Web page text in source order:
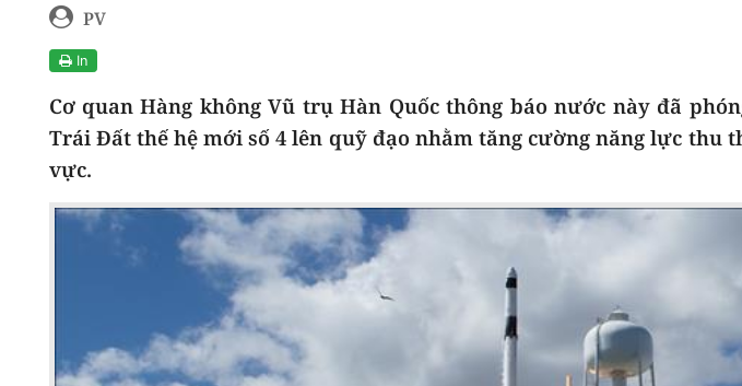
PV
In
Cơ quan Hàng không Vũ trụ Hàn Quốc thông báo nước này đã
Trái Đất thế hệ mới số 4 lên quỹ đạo nhằm tăng cường năng lực thu
vực.